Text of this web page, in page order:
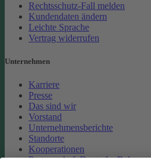
Rechtsschutz-Fall melden
Kundendaten ändern
Leichte Sprache
Vertrag widerrufen
Unternehmen
Karriere
Presse
Das sind wir
Vorstand
Unternehmensberichte
Standorte
Kooperationen
Partnerschaft Deutsche Bahn